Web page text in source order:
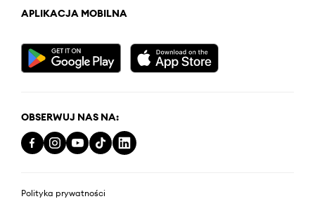
APLIKACJA MOBILNA
OBSERWUJ NAS NA:
Polityka prywatności